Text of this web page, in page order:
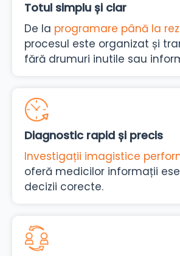
Totul simplu și clar
De la programare până la
procesul este organizat și
fără drumuri inutile sau
Diagnostic rapid și precis
Investigații imagistice
oferă medicilor informații
decizii corecte.